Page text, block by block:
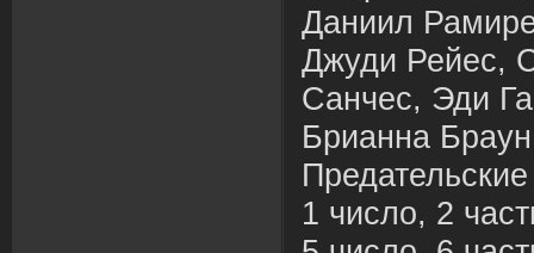
Даниил
Джуди Рейес,
Санчес, Эди
Брианна
1 число, 2